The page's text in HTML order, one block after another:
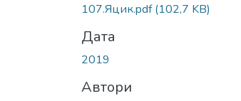
107.Яцик.pdf(102,7 KB)
Дата
2019
Автори